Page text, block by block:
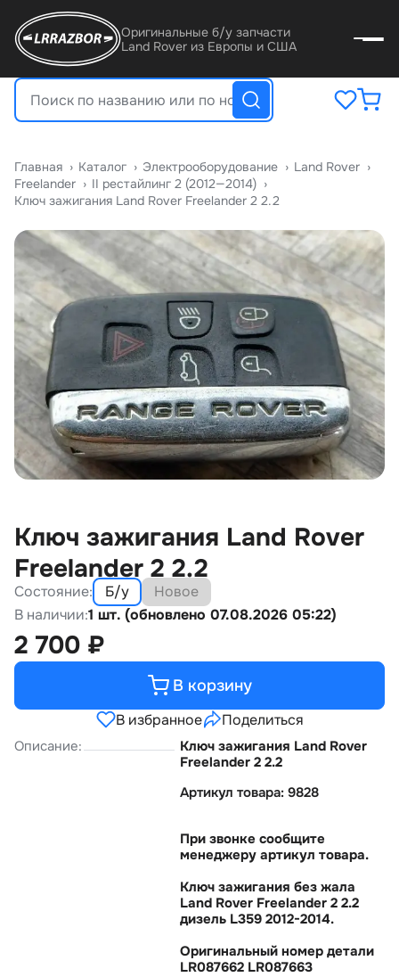
Оригинальные б/у запчасти
Land Rover из Европы и США
Главная › Катало › Электрооборудование › Land Rover ›
Freelander › II рестайлинг 2 (2012—2014) ›
Ключ зажигания Land Rover Freelander 2 2.2
Ключ зажигания Land Rover
Freelander 2 2.2
Состояние: Б/у
Новое
В наличии:1 шт. (обновлено 07.08.2026 05:22)
2 700 ₽
В корзину
В избранное Поделиться
Описание:
Ключ зажигания Land Rover
Freelander 2 2.2
Артикул товара: 9828
При звонке сообщите
менеджеру артикул товара.
Ключ зажигания без жала
Land Rover Freelander 2 2.2
дизель L359 2012-2014.
Оригинальный номер детали
LR087662 LR087663